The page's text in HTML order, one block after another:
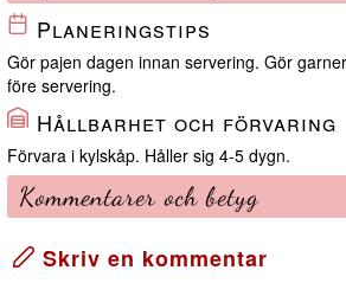
Planeringstips
Gör pajen dagen innan servering. Gör
före servering.
Hållbarhet och förvaring
Förvara i kylskåp. Håller sig 4-5 dygn.
Kommentarer och betyg
Skriv en kommentar